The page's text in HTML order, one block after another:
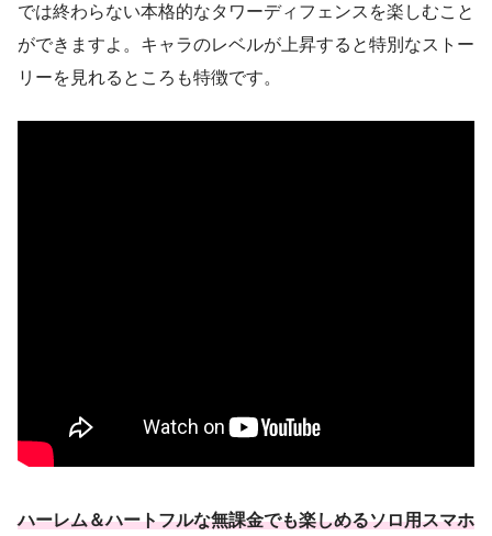
では終わらない本格的なタワーディフェンスを楽しむこと
ができますよ。キャラのレベルが上昇すると特別なストー
リーを見れるところも特徴です。
ハーレム＆ハートフルな無課金でも楽しめるソロ用スマホ